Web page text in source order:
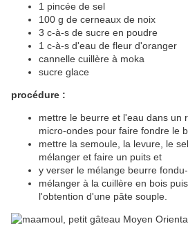
1 pincée de sel
100 g de cerneaux de noix
3 c-à-s de sucre en poudre
1 c-à-s d'eau de fleur d'oranger
cannelle cuillère à moka
sucre glace
procédure :
mettre le beurre et l'eau dans un
micro-ondes pour faire fondre le
mettre la semoule, la levure, le
mélanger et faire un puits et
y verser le mélange beurre fondu-
mélanger à la cuillère en bois
l'obtention d'une pâte souple.